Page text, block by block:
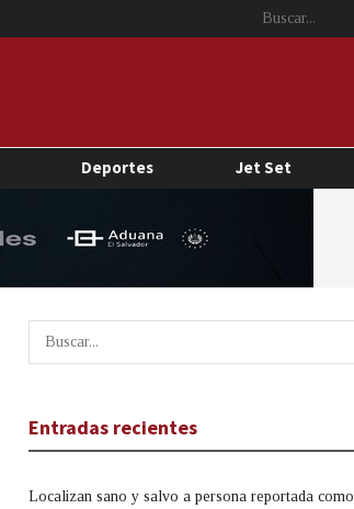
Deportes Jet Set
Entradas recientes
Localizan sano y salvo a persona reportada como